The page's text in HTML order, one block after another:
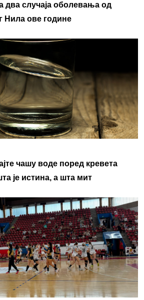
два случаја оболевања од
Нила ове године
чашу воде поред кревета
је истина, а шта мит